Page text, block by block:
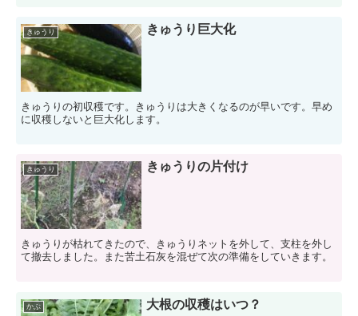
きゅうり きゅうり巨大化
きゅうりの初収穫です。きゅうりは大きくなるのが早いです。早め
に収穫しないと巨大化します。
きゅうり きゅうりの片付け
きゅうりが枯れてきたので、きゅうりネットを外して、支柱を外し
て撤去しました。また苦土石灰を混ぜて次の準備をしていきます。
かぶ 大根の収穫はいつ？